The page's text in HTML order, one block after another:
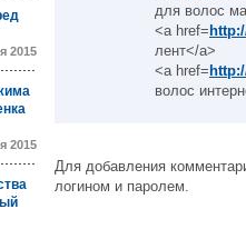
2015
2015
для волос
<a href=
лент</a>
<a href=
волос
Для добавления
логином и паролем.